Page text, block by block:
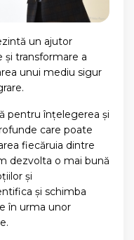
un ajutor
transformare a
unui mediu sigur
pentru înțelegerea și
care poate
fiecăruia dintre
dezvolta o mai bună
și
și schimba
în urma unor